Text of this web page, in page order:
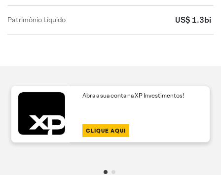
Patrimônio Líquido US$ 1.3bi
Abra a sua conta na XP Investimentos!
CLIQUE AQUI